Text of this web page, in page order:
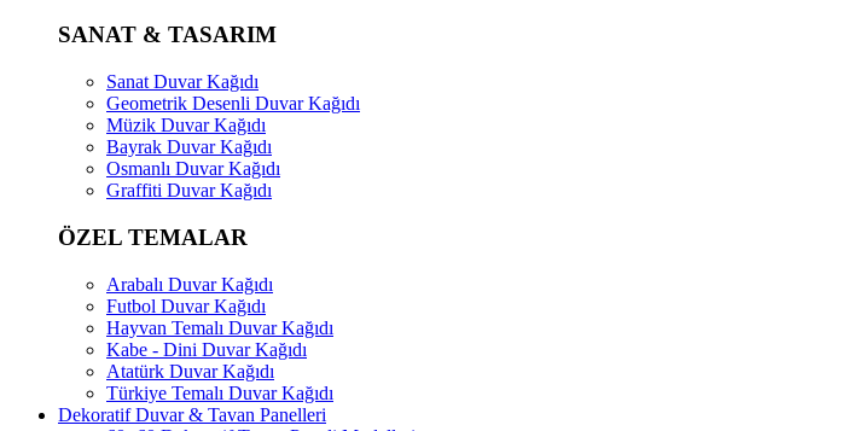
SANAT & TASARIM
Sanat Duvar Kağıdı
Geometrik Desenli Duvar Kağıdı
Müzik Duvar Kağıdı
Bayrak Duvar Kağıdı
Osmanlı Duvar Kağıdı
Graffiti Duvar Kağıdı
ÖZEL TEMALAR
Arabalı Duvar Kağıdı
Futbol Duvar Kağıdı
Hayvan Temalı Duvar Kağıdı
Kabe - Dini Duvar Kağıdı
Atatürk Duvar Kağıdı
Türkiye Temalı Duvar Kağıdı
Dekoratif Duvar & Tavan Panelleri